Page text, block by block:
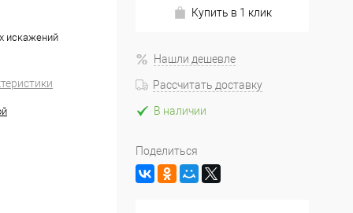
искажений
Купить в 1 клик
Нашли дешевле
Рассчитать доставку
В наличии
Поделиться